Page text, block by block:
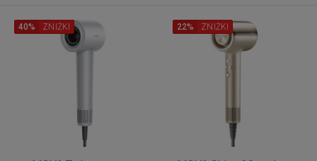
40% ZNIŻKI 22% ZNIŻKI